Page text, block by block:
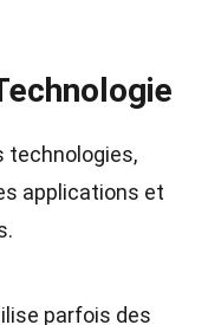
technologies,
applications et
parfois des